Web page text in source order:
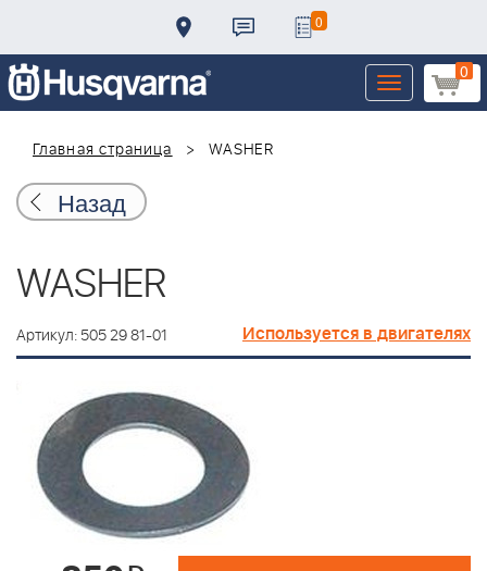
0
0
Toggle
navigation
Главная страница
WASHER
Назад
WASHER
Артикул: 505 29 81-01 Используется в двигателях